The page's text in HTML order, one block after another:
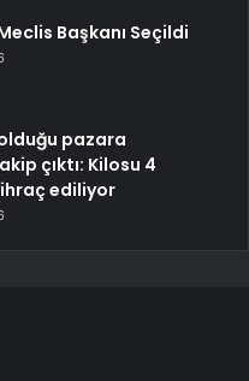
Başkanı Seçildi
pazara
çıktı: Kilosu 4
ediliyor